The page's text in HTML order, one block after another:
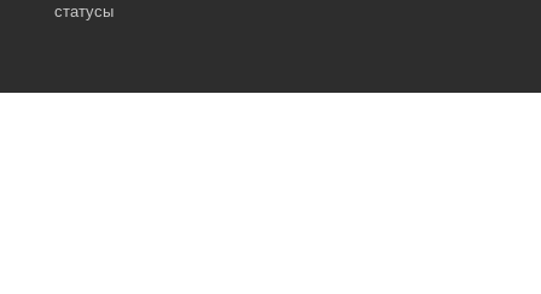
статусы